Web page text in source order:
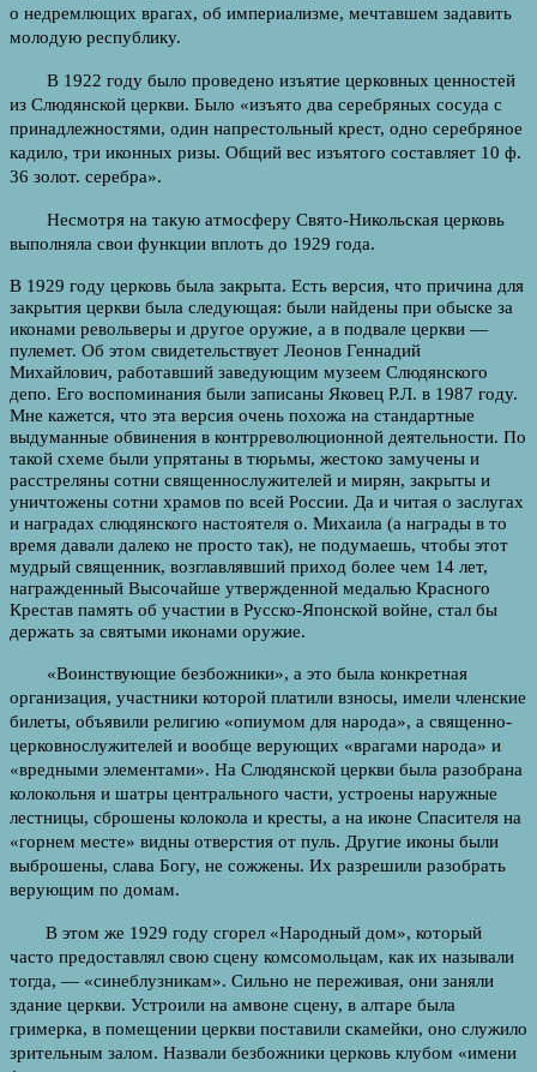
о недремлющих врагах, об империализме, мечтавшем задавить
молодую республику.
В 1922 году было проведено изъятие церковных ценностей
из Слюдянской церкви. Было «изъято два серебряных сосуда с
принадлежнос­тями, один напрестольный крест, одно серебряное
кадило, три икон­ных ризы. Общий вес изъятого составляет 10 ф.
36 золот. серебра».
Несмотря на такую атмосферу Свято-Никольская церковь
выпол­няла свои функции вплоть до 1929 года.
В 1929 году церковь была закрыта. Есть версия, что причина для
закрытия церкви была следующая: были найдены при обыске за
иконами револьверы и другое оружие, а в подвале церкви —
пуле­мет. Об этом свидетельствует Леонов Геннадий
Михайлович, рабо­тавший заведующим музеем Слюдянского
депо. Его воспоминания были записаны Яковец Р.Л. в 1987 году.
Мне кажется, что эта версия очень похожа на стандартные
выдуманные обвинения в контррево­люционной деятельности. По
такой схеме были упрятаны в тюрь­мы, жестоко замучены и
расстреляны сотни священнослужителей и мирян, закрыты и
уничтожены сотни храмов по всей России. Да и читая о заслугах
и наградах слюдянского настоятеля о. Михаила (а награды в то
время давали далеко не просто так), не подумаешь, что­бы этот
мудрый священник, возглавлявший приход более чем 14 лет,
награжденный Высочайше утвержденной медалью Красного
Крестав память об участии в Русско-Японской войне, стал бы
держать за святыми иконами оружие.
«Воинствующие безбожники», а это была конкретная
организация, участники которой платили взносы, имели членские
билеты, объяви­ли религию «опиумом для народа», а священно-
церковнослужителей и вообще верующих «врагами народа» и
«вредными элементами». На Слюдянской церкви была разобрана
колокольня и шатры центрально­го части, устроены наружные
лестницы, сброшены колокола и кресты, а на иконе Спасителя на
«горнем месте» видны отверстия от пуль. Дру­гие иконы были
выброшены, слава Богу, не сожжены. Их разрешили разобрать
верующим по домам.
В этом же 1929 году сгорел «Народный дом», который
часто предо­ставлял свою сцену комсомольцам, как их называли
тогда, — «синеблузникам». Сильно не переживая, они заняли
здание церкви. Устроили на амвоне сцену, в алтаре была
гримерка, в помещении церкви поставили скамейки, оно служило
зрительным залом. Назвали безбожники цер­ковь клубом «имени